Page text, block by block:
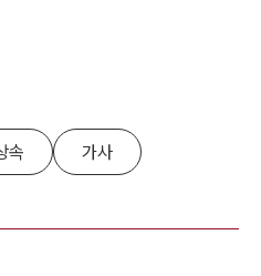
속 가사